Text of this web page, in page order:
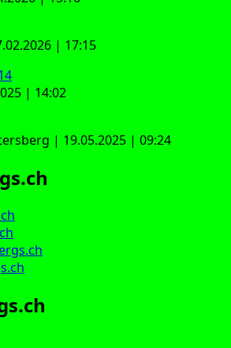
| 17:15
| 14:02
| 19.05.2025 | 09:24